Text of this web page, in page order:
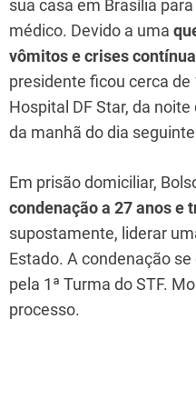
sua casa em Brasília
médico. Devido a uma
vômitos e crises
presidente ficou cerca
Hospital DF Star, da
da manhã do dia
Em prisão domiciliar,
condenação a 27 anos e
supostamente, liderar
Estado. A condenação
pela 1ª Turma do STF.
processo.